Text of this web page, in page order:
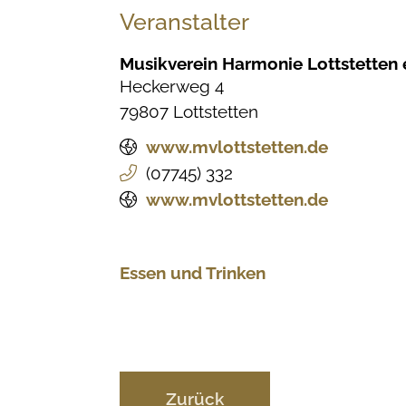
Veranstalter
Musikverein Harmonie Lottstetten
Heckerweg 4
79807 Lottstetten
www.mvlottstetten.de
(07745) 332
www.mvlottstetten.de
Essen und Trinken
Zurück